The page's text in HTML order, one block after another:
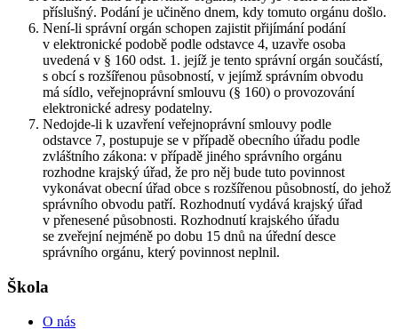
příslušný. Podání je učiněno dnem, kdy tomuto orgánu došlo.
Není-li správní orgán schopen zajistit přijímání podání
v elektronické podobě podle odstavce 4, uzavře osoba
uvedená v § 160 odst. 1. jejíž je tento správní orgán součástí,
s obcí s rozšířenou působností, v jejímž správním obvodu
má sídlo, veřejnoprávní smlouvu (§ 160) o provozování
elektronické adresy podatelny.
Nedojde-li k uzavření veřejnoprávní smlouvy podle
odstavce 7, postupuje se v případě obecního úřadu podle
zvláštního zákona: v případě jiného správního orgánu
rozhodne krajský úřad, že pro něj bude tuto povinnost
vykonávat obecní úřad obce s rozšířenou působností, do jehož
správního obvodu patří. Rozhodnutí vydává krajský úřad
v přenesené působnosti. Rozhodnutí krajského úřadu
se zveřejní nejméně po dobu 15 dnů na úřední desce
správního orgánu, který povinnost neplnil.
Škola
O nás